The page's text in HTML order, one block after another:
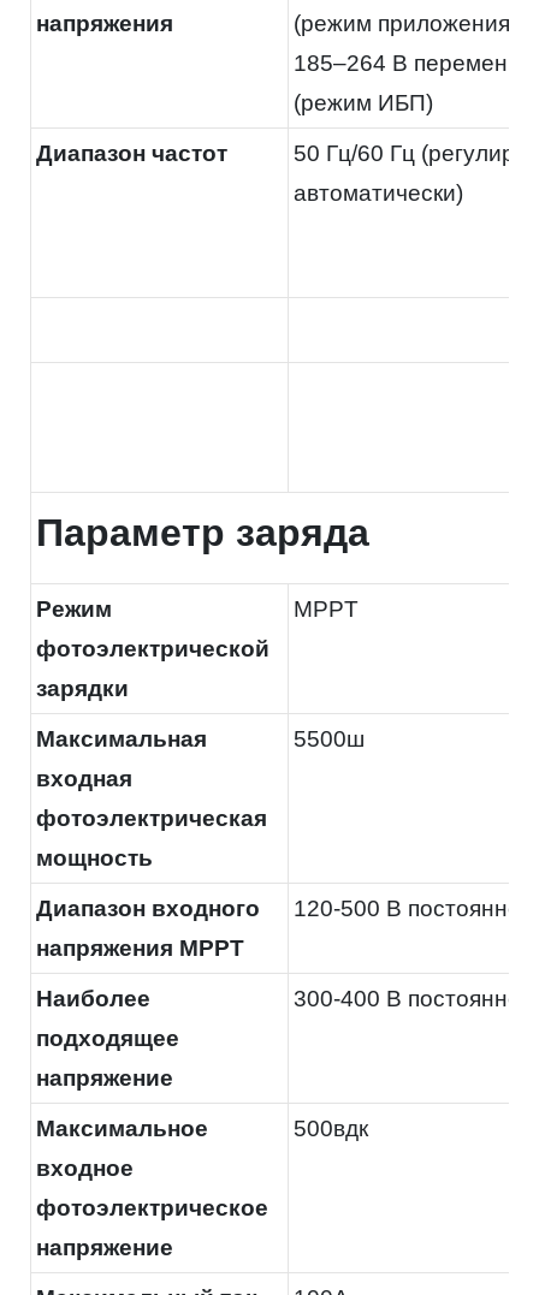
напряжения
(режим приложения)
185–264 В
(режим ИБП)
Диапазон частот
50 Гц/60 Гц
автоматически)
Параметр заряда
Режим
фотоэлектрической
зарядки
MPPT
Максимальная
входная
фотоэлектрическая
мощность
5500ш
Диапазон входного
напряжения MPPT
120-500 В
Наиболее
подходящее
напряжение
300-400 В
Максимальное
входное
фотоэлектрическое
напряжение
500вдк